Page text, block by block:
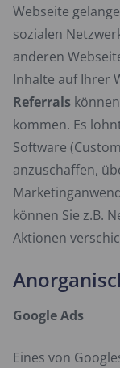
Webseite
sozialen
anderen
Inhalte auf Ihrer
Referrals
kommen. Es
Software
anzuschaffen,
können Sie z.B.
Aktionen
Google Ads
Eines von